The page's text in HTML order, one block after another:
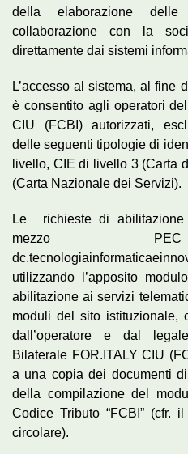
della elaborazione
collaborazione con la
direttamente dai sistemi
L’accesso al sistema, al fine
è consentito agli operatori
CIU (FCBI) autorizzati,
delle seguenti tipologie di
livello, CIE di livello 3 (Carta
(Carta Nazionale dei Servizi).
Le richieste di
mezzo PEC
utilizzando l’apposito
abilitazione ai servizi
moduli del sito istituzionale,
dall’operatore e dal
Bilaterale FOR.ITALY CIU
a una copia dei documenti
della compilazione del
Codice Tributo “FCBI” (cfr.
circolare).